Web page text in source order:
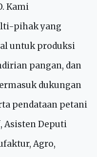
Kami
pihak yang
untuk produksi
pangan, dan
dukungan
pendataan petani
Asisten Deputi
Agro,